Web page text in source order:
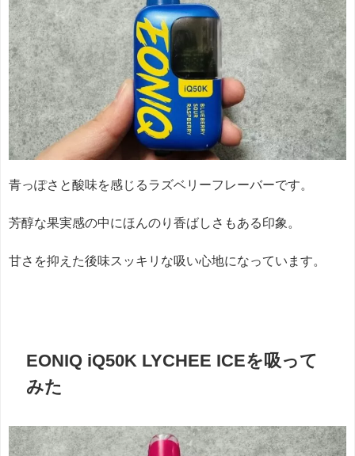
青っぽさと酸味を感じるラズベリーフレーバーです。
芳醇な果実感の中にほんのり香ばしさもある印象。
甘さを抑えた後味スッキリな吸い心地になっています。
EONIQ iQ50K LYCHEE ICEを吸って
みた